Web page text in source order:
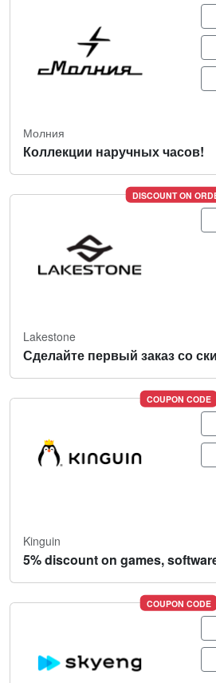
Молния
Коллекции наручных часов!
DISCOUNT ON
Lakestone
Сделайте первый заказ со
COUPON CODE
Kinguin
5% discount on games,
COUPON CODE